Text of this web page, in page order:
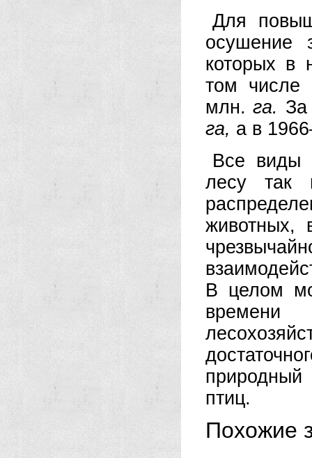
Для
осушение
которых в
том числе
млн.га.
га, а в
Все виды
лесу так
животных,
В целом
природный
птиц.
Похожие